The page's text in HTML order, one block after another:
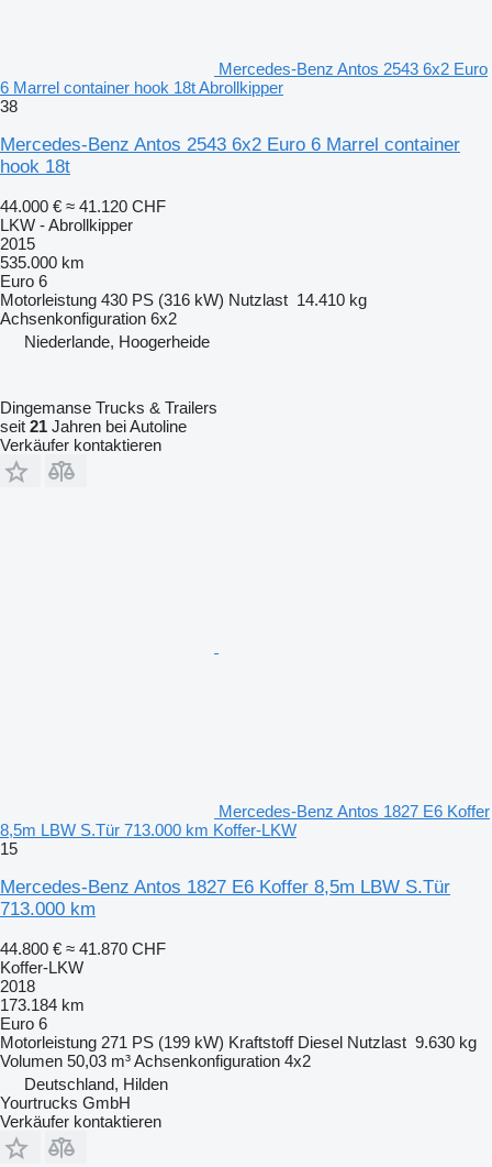
Mercedes-Benz Antos 2543 6x2 Euro
6 Marrel container hook 18t Abrollkipper
38
Mercedes-Benz Antos 2543 6x2 Euro 6 Marrel container
hook 18t
44.000 € ≈ 41.120 CHF
LKW - Abrollkipper
2015
535.000 km
Euro 6
Motorleistung 430 PS (316 kW) Nutzlast 14.410 kg
Achsenkonfiguration 6x2
Niederlande, Hoogerheide
Dingemanse Trucks & Trailers
seit 21 Jahren bei Autoline
Verkäufer kontaktieren
Mercedes-Benz Antos 1827 E6 Koffer
8,5m LBW S.Tür 713.000 km Koffer-LKW
15
Mercedes-Benz Antos 1827 E6 Koffer 8,5m LBW S.Tür
713.000 km
44.800 € ≈ 41.870 CHF
Koffer-LKW
2018
173.184 km
Euro 6
Motorleistung 271 PS (199 kW) Kraftstoff Diesel Nutzlast 9.630 kg
Volumen 50,03 m³Achsenkonfiguration 4x2
Deutschland, Hilden
Yourtrucks GmbH
Verkäufer kontaktieren